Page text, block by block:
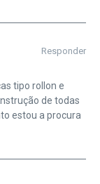
Responder
tipo rollon e
de todas
estou a procura